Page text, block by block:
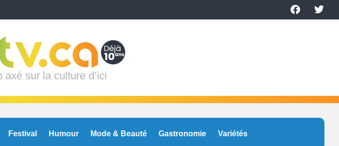
sur la culture d’ici
Festival Humour Mode & Beauté Gastronomie Variétés